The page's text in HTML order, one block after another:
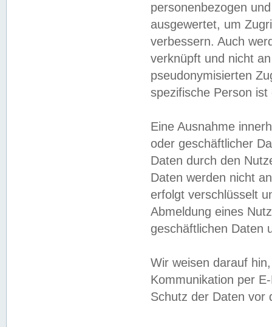
personenbezogen
ausgewertet, um
verbessern. Auch
verknüpft und nicht
pseudonymisierten
spezifische Person
Eine Ausnahme
oder geschäftlicher
Daten durch den
Daten werden nicht
erfolgt verschlüsselt
Abmeldung eines
geschäftlichen Daten
Wir weisen darauf
Kommunikation per
Schutz der Daten vor